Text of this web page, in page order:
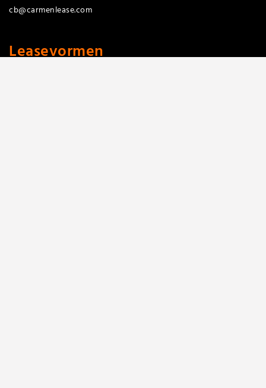
cb@carmenlease.com
Leasevormen